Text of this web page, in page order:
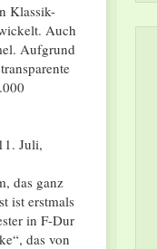
Klassik-
Auch
Aufgrund
Juli,
das ganz
ist erstmals
in F-Dur
das von